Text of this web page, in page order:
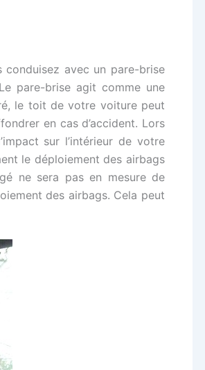
conduisez avec un pare-brise
pare-brise agit comme une
le toit de votre voiture peut
en cas d’accident. Lors
sur l’intérieur de votre
le déploiement des airbags
ne sera pas en mesure de
des airbags. Cela peut